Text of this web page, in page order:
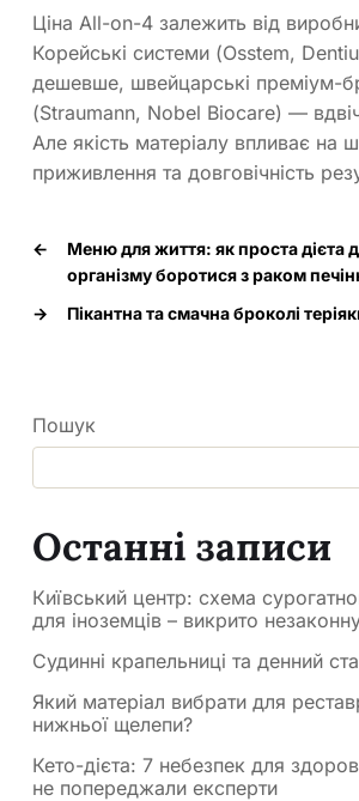
Ціна All-on-4 залежить від
Корейські системи (Osstem,
дешевше, швейцарські преміум-
(Straumann, Nobel Biocare) —
Але якість матеріалу впливає на
приживлення та довговічність
←
Меню для життя: як проста дієта
організму боротися з раком
→
Пікантна та смачна броколі
Пошук
Останні записи
Київський центр: схема
для іноземців – викрито
Судинні крапельниці та денний
Який матеріал вибрати для
нижньої щелепи?
Кето-дієта: 7 небезпек для
не попереджали експерти